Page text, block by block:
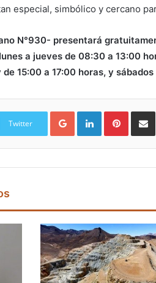
especial, simbólico y cercano
N°930- presentará
a jueves de 08:30 a 13:00
15:00 a 17:00 horas, y
Twitter
Google+ LinkedIn Pinterest